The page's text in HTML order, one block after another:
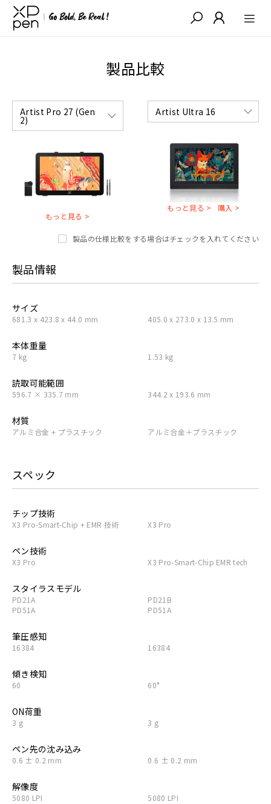
製品比較
Artist Pro 27 (Gen
2)
もっと見る >
Artist Ultra 16
もっと見る > 購入 >
製品の仕様比較をする場合はチェックを入れてください
製品情報
サイズ
681.3 x 423.8 x 44.0 mm 405.0 x 273.0 x 13.5 mm
本体重量
7 kg 1.53 kg
読取可能範囲
596.7 × 335.7 mm 344.2 x 193.6 mm
材質
アルミ合金 + プラスチック アルミ合金＋プラスチック
スペック
チップ技術
X3 Pro-Smart-Chip + EMR 技術 X3 Pro
ペン技術
X3 Pro X3 Pro-Smart-Chip EMR tech
スタイラスモデル
PD21A
PD51A
PD21B
PD51A
筆圧感知
16384 16384
傾き検知
60 60°
ON荷重
3 g 3 g
ペン先の沈み込み
0.6 ± 0.2 mm 0.6 ± 0.2 mm
解像度
5080 LPI 5080 LPI